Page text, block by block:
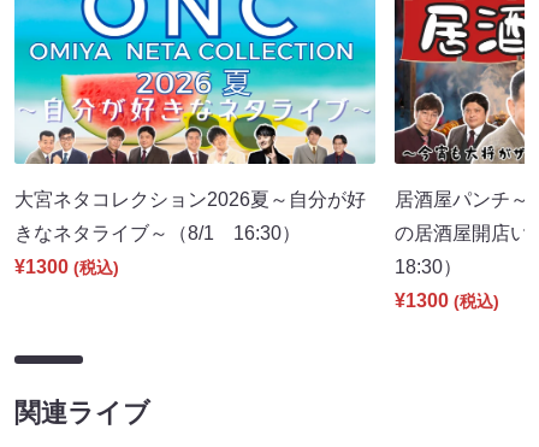
大宮ネタコレクション2026夏～自分が好
きなネタライブ～（8/1 16:30）
¥1300 (税込)
居酒屋パンチ～
の居酒屋開店
18:30）
¥1300 (税込)
関連ライブ